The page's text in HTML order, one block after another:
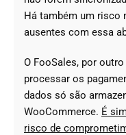
Há também um risco
ausentes com essa
O FooSales, por
processar os
dados só são
WooCommerce. É
risco de